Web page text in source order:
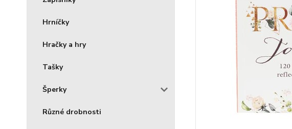
Hrníčky
Hračky a hry
Tašky
Šperky
Různé drobnosti